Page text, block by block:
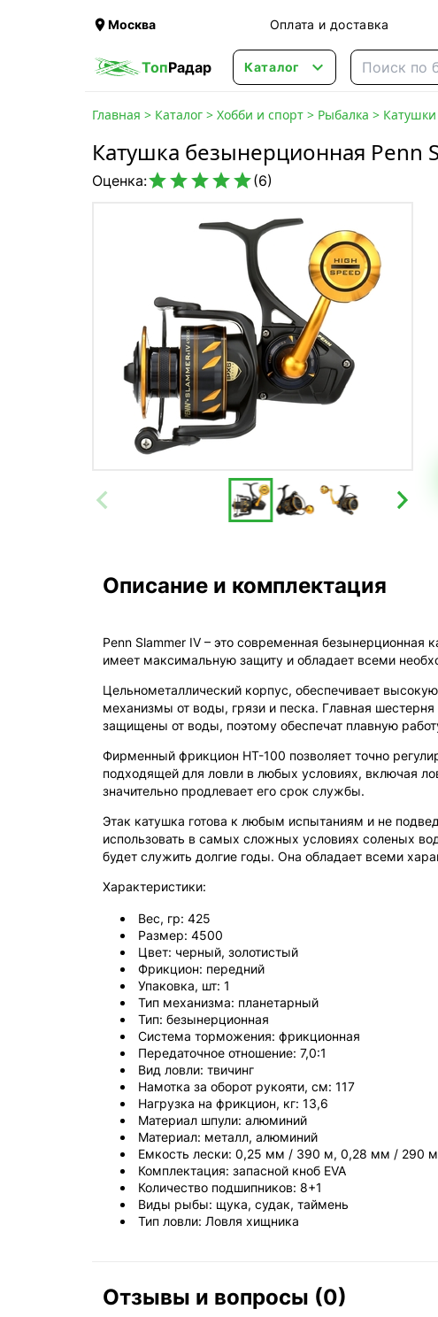
Москва Оплата и доставка
ТопРадар Каталог 
Главная > Каталог > Хобби и спорт > Рыбалка > Катушки
Катушка безынерционная Penn
Оценка:(6)
Описание и комплектация
Penn Slammer IV – это современная
имеет максимальную защиту и обладает всеми
Цельнометаллический корпус, обеспечивает
механизмы от воды, грязи и песка. Главная шестерня
защищены от воды, поэтому обеспечат плавную
Фирменный фрикцион HT-100 позволяет точно
подходящей для ловли в любых условиях, включая
значительно продлевает его срок службы.
Этак катушка готова к любым испытаниям и не
использовать в самых сложных условиях соленых
будет служить долгие годы. Она обладает всеми
Характеристики:
Вес, гр: 425
Размер: 4500
Цвет: черный, золотистый
Фрикцион: передний
Упаковка, шт: 1
Тип механизма: планетарный
Тип: безынерционная
Система торможения: фрикционная
Передаточное отношение: 7,0:1
Вид ловли: твичинг
Намотка за оборот рукояти, см: 117
Нагрузка на фрикцион, кг: 13,6
Материал шпули: алюминий
Материал: металл, алюминий
Емкость лески: 0,25 мм / 390 м, 0,28 мм / 290
Комплектация: запасной кноб EVA
Количество подшипников: 8+1
Виды рыбы: щука, судак, таймень
Тип ловли: Ловля хищника
Отзывы и вопросы (0)